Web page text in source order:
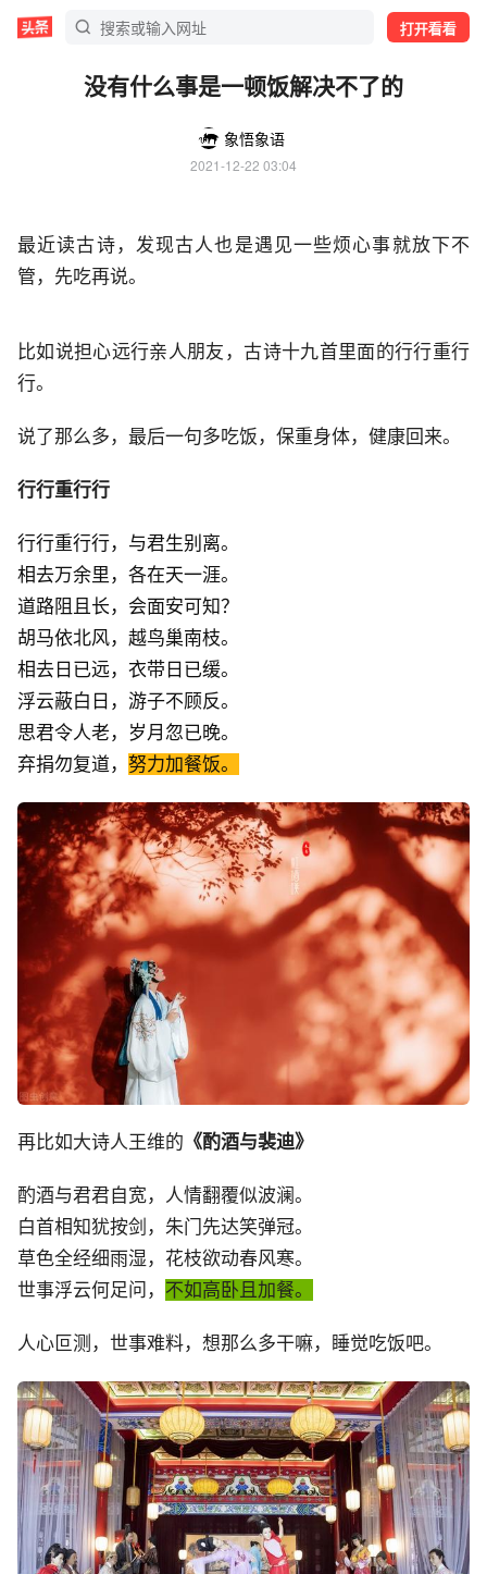
打开看看
没有什么事是一顿饭解决不了的
象悟象语
2021-12-22 03:04
最近读古诗，发现古人也是遇见一些烦心事就放下不
管，先吃再说。
比如说担心远行亲人朋友，古诗十九首里面的行行重行
行。
说了那么多，最后一句多吃饭，保重身体，健康回来。
行行重行行
行行重行行，与君生别离。
相去万余里，各在天一涯。
道路阻且长，会面安可知？
胡马依北风，越鸟巢南枝。
相去日已远，衣带日已缓。
浮云蔽白日，游子不顾反。
思君令人老，岁月忽已晚。
弃捐勿复道， 努力加餐饭。
再比如大诗人王维的 《酌酒与裴迪》
酌酒与君君自宽，人情翻覆似波澜。
白首相知犹按剑，朱门先达笑弹冠。
草色全经细雨湿，花枝欲动春风寒。
世事浮云何足问， 不如高卧且加餐。
人心叵测，世事难料，想那么多干嘛，睡觉吃饭吧。